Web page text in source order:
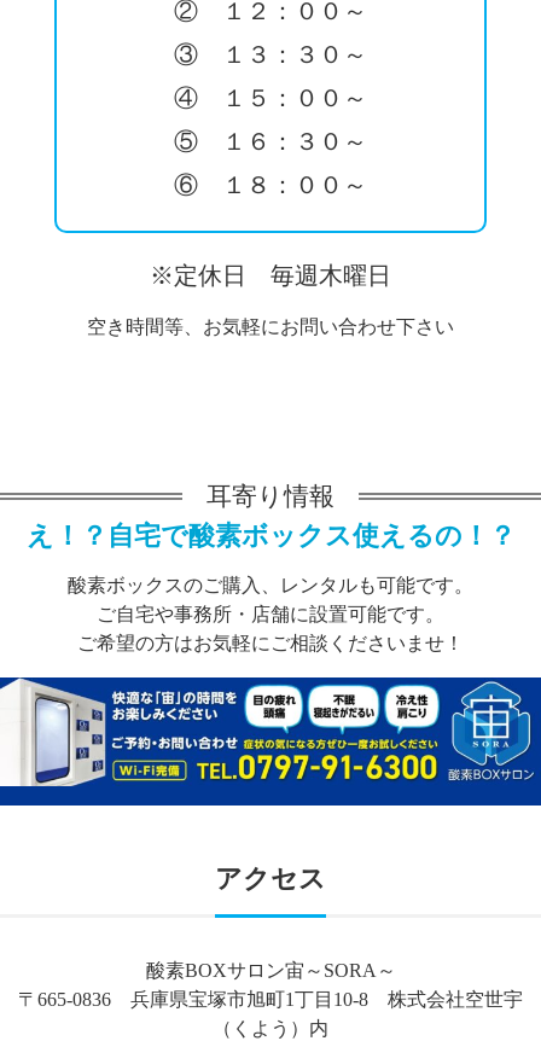
② １２：００～
③ １３：３０～
④ １５：００～
⑤ １６：３０～
⑥ １８：００～
※定休日 毎週木曜日
空き時間等、お気軽にお問い合わせ下さい
耳寄り情報
え！？自宅で酸素ボックス使えるの！？
酸素ボックスのご購入、レンタルも可能です。
ご自宅や事務所・店舗に設置可能です。
ご希望の方はお気軽にご相談くださいませ！
アクセス
酸素BOXサロン宙～SORA～
〒665-0836 兵庫県宝塚市旭町1丁目10-8 株式会社空世宇
（くよう）内